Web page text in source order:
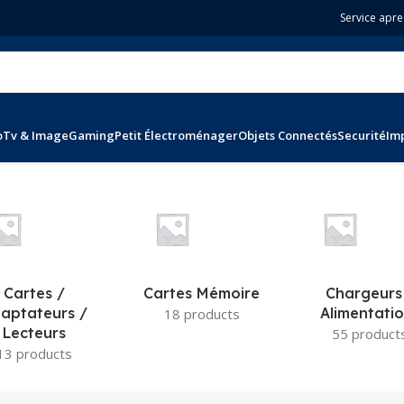
Service
Tv & ImageGamingPetit ÉlectroménagerObjets ConnectésSecurité
Cartes /
/
Lecteurs
products
Cartes Mémoire
18 products
55